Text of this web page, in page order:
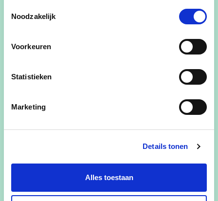
Noodzakelijk
Voorkeuren
Statistieken
Marketing
Details tonen
Alles toestaan
dringen bij Defensie aan op de opening van de
tweede
toegankelijker voor iedereen en behouden de
openbaar domein blijven we verbeteren én
met groen, kunst, een duidelijkere plaats voor
fietsers en voetgangers, avontuurlijke
ondernemers en aangepaste woonvormen,…
we waken samen met jou over Gooreind. Over het